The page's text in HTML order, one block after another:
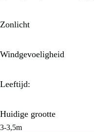
Zonlicht
Windgevoeligheid
Leeftijd:
Huidige grootte
3-3,5m